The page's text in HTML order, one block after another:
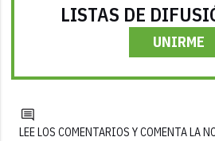
LISTAS DE
UNIRME
LEE LOS COMENTARIOS Y COMENTA LA